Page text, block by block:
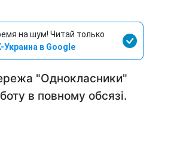
на шум! Читай только
Украина в Google
"Однокласники"
в повному обсязі.